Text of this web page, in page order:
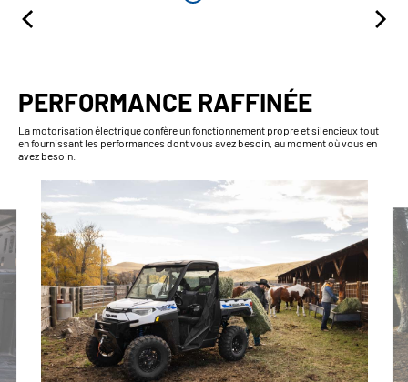
PERFORMANCE RAFFINÉE
La motorisation électrique confère un fonctionnement propre et silencieux tout
en fournissant les performances dont vous avez besoin, au moment où vous en
avez besoin.